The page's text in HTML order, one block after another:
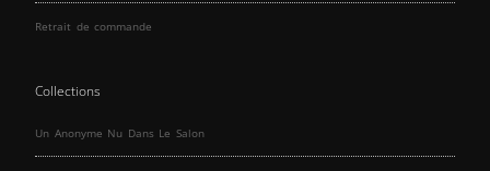
Retrait de commande
Collections
Un Anonyme Nu Dans Le Salon